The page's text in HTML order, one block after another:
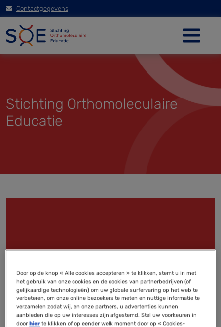
Contactgegevens
Stichting Orthomoleculaire
Educatie
Orthica Health Science
Congres
De regulerende maag
Door op de knop « Alle cookies accepteren » te klikken, stemt u in met
het gebruik van onze cookies en de cookies van partnerbedrijven (of
gelijkaardige technologieën) om uw globale surfervaring op het web te
verbeteren, om onze online bezoekers te meten en nuttige informatie te
verzamelen zodat wij, en onze partners, u advertenties kunnen
aanbieden die op uw interesses zijn afgestemd. Stel uw voorkeuren in
doorhierte klikken of op eender welk moment door op « Cookies-